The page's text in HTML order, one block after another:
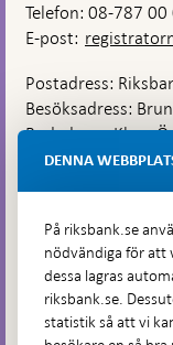
Telefon: 08-787 00
E-post:
Postadress:
Besöksadress:
Budadress: Klara
Lastplats 6
Hitta direkt
Frågor och svar-
DENNA
På riksbank.se
nödvändiga för att
dessa lagras
riksbank.se.
statistik så att vi